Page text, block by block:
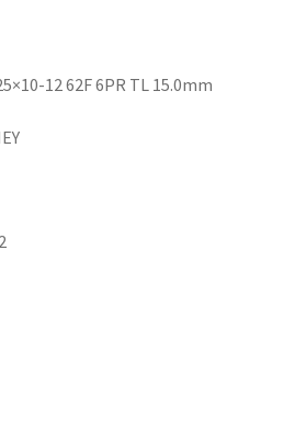
12 62F 6PR TL 15.0mm